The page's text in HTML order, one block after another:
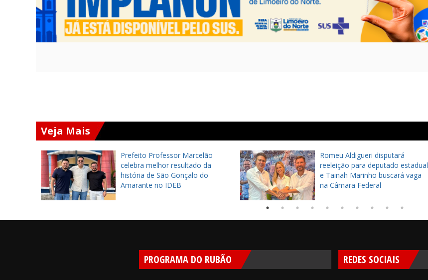
Veja Mais
Prefeito Professor Marcelão
celebra melhor resultado da
história de São Gonçalo do
Amarante no IDEB
Romeu Aldigueri disputará
reeleição para deputado estadual
e Tainah Marinho buscará vaga
na Câmara Federal
PROGRAMA DO RUBÃO REDES SOCIAIS